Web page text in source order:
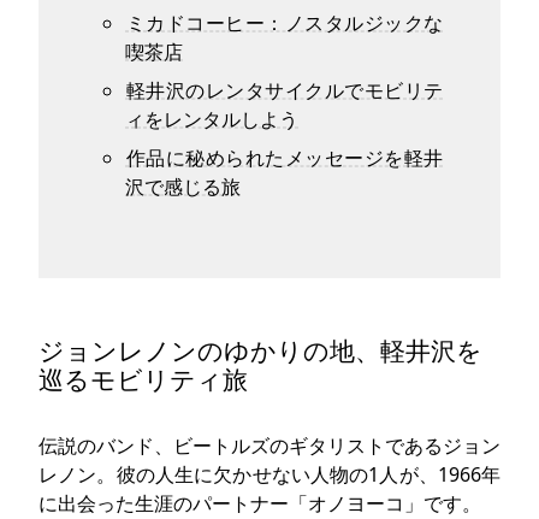
ミカドコーヒー：ノスタルジックな
喫茶店
軽井沢のレンタサイクルでモビリテ
ィをレンタルしよう
作品に秘められたメッセージを軽井
沢で感じる旅
ジョンレノンのゆかりの地、軽井沢を
巡るモビリティ旅
伝説のバンド、ビートルズのギタリストであるジョン
レノン。彼の人生に欠かせない人物の1人が、1966年
に出会った生涯のパートナー「オノヨーコ」です。